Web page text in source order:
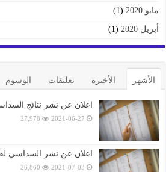
مايو 2020 (1)
أبريل 2020 (1)
الأشهر الأخيرة تعليقات الوسوم
اعلان عن نشر نتائج
2021-06-27
27,978
اعلان عن نشر السداسي
2021-07-03
26,860